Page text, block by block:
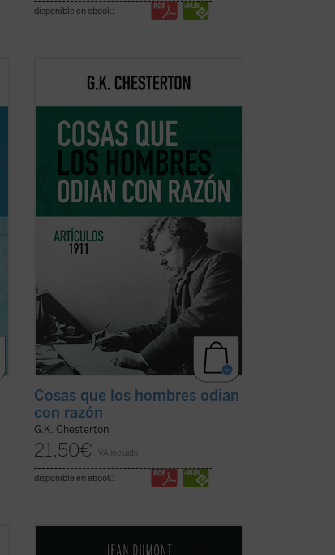
disponible en ebook:
Coincidiendo ahora con el 150
este sexto volumen de esta serie
contiene ensayos dedicados a la Navidad,
la literatura, las sufragistas, la prensa,
otros temas habituales y nombres tan
representativos en el ...
(ver ficha)
Cosas que los hombres odian
con razón
G.K. Chesterton
21,50€ IVA incluido
disponible en ebook:
En 1550 comenzó un espectáculo insólito